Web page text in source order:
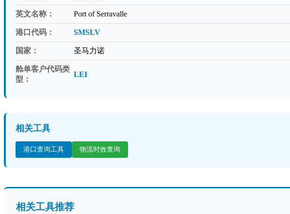
英文名称： Port of Serravalle
港口代码： SMSLV
国家： 圣马力诺
舱单客户代码类
型：
LEI
相关工具
港口查询工具 物流时效查询
相关工具推荐